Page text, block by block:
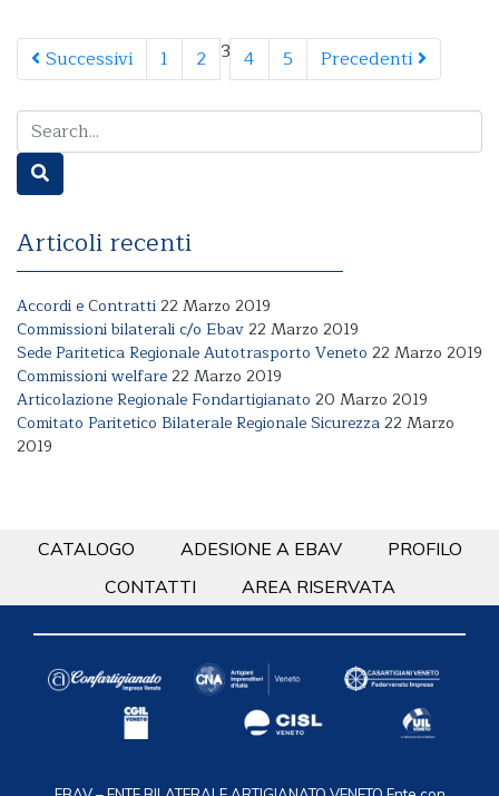
Successivi 1 2 3 4 5 Precedenti
Articoli recenti
Accordi e Contratti22 Marzo 2019
Commissioni bilaterali c/o Ebav22 Marzo 2019
Sede Paritetica Regionale Autotrasporto Veneto 22 Marzo 2019
Commissioni welfare22 Marzo 2019
Articolazione Regionale Fondartigianato 20 Marzo 2019
Comitato Paritetico Bilaterale Regionale Sicurezza22 Marzo
2019
CATALOGO ADESIONE A EBAV
PROFILO
CONTATTI
AREA RISERVATA